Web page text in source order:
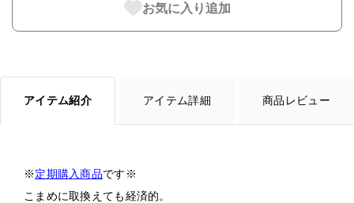
お気に入り追加
アイテム紹介
※定期購入商品です※
こまめに取換えても経済的。
アイテム詳細 商品レビュー